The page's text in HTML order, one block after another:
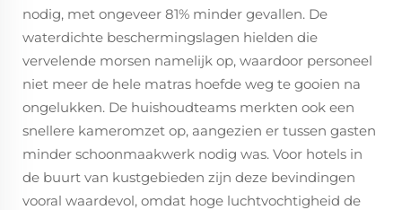
nodig, met ongeveer 81% minder gevallen. De
waterdichte beschermingslagen hielden die
vervelende morsen namelijk op, waardoor personeel
niet meer de hele matras hoefde weg te gooien na
ongelukken. De huishoudteams merkten ook een
snellere kameromzet op, aangezien er tussen gasten
minder schoonmaakwerk nodig was. Voor hotels in
de buurt van kustgebieden zijn deze bevindingen
vooral waardevol, omdat hoge luchtvochtigheid de